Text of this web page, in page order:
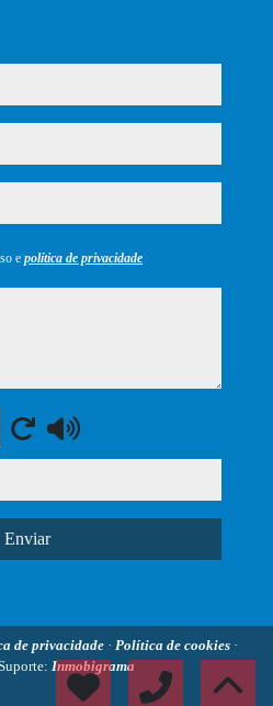
e política de privacidade
Enviar
de privacidade · Política de cookies ·
Inmobigrama